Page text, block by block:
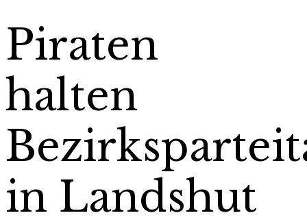
Piraten
halten
in Landshut